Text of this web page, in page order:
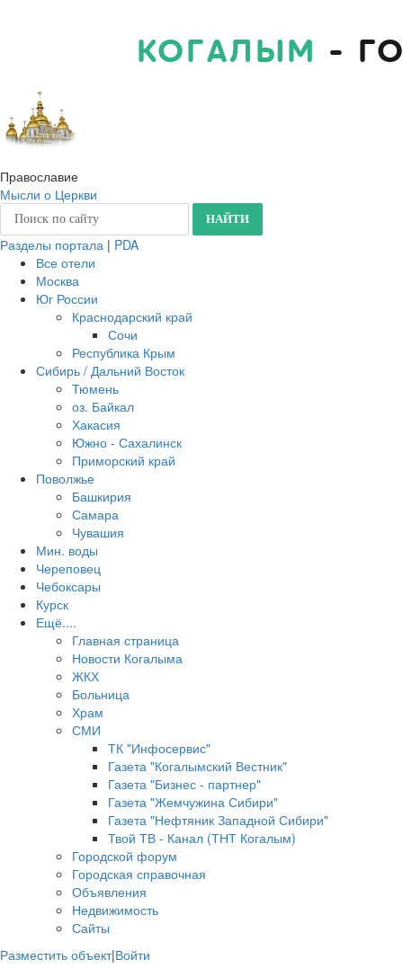
КОГАЛЫМ -
Православие
Мысли о Церкви
Разделы портала | PDA
Все отели
Москва
Юг России
Краснодарский край
Сочи
Республика Крым
Сибирь / Дальний Восток
Тюмень
оз. Байкал
Хакасия
Южно - Сахалинск
Приморский край
Поволжье
Башкирия
Самара
Чувашия
Мин. воды
Череповец
Чебоксары
Курск
Ещё....
Главная страница
Новости Когалыма
ЖКХ
Больница
Храм
СМИ
ТК "Инфосервис"
Газета "Когалымский Вестник"
Газета "Бизнес - партнер"
Газета "Жемчужина Сибири"
Газета "Нефтяник Западной Сибири"
Твой ТВ - Канал (ТНТ Когалым)
Городской форум
Городская справочная
Объявления
Недвижимость
Сайты
Разместить объект|Войти